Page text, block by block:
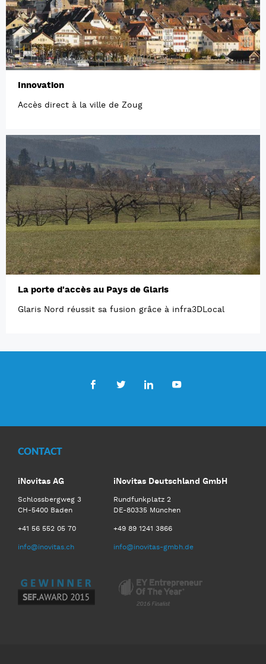
Innovation
Accès direct à la ville de Zoug
La porte d'accès au Pays de Glaris
Glaris Nord réussit sa fusion grâce à infra3DLocal
CONTACT
iNovitas AG
Schlossbergweg 3
CH-5400 Baden
+41 56 552 05 70
info@inovitas.ch
iNovitas Deutschland GmbH
Rundfunkplatz 2
DE-80335 München
+49 89 1241 3866
info@inovitas-gmbh.de